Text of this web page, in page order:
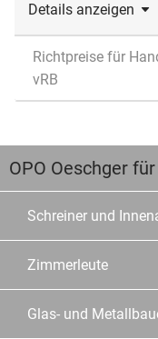
Details anzeigen
Richtpreise für
vRB
OPO Oeschger für
Schreiner und
Zimmerleute
Glas- und